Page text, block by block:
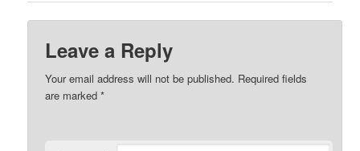
Leave a Reply
Your email address will not be published. Required fields
are marked*